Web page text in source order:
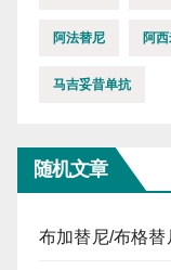
阿法替尼 阿
马吉妥昔单抗
随机文章
布加替尼/布格